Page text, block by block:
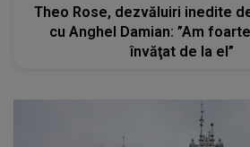
Theo Rose, dezvăluiri inedite
cu Anghel Damian: ”Am
învăţat de la el”